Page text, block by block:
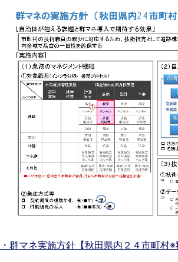
・群マネ実施方針【秋田県内２４市町村※